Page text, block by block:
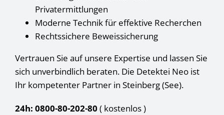
Privatermittlungen
Moderne Technik für effektive Recherchen
Rechtssichere Beweissicherung
Vertrauen Sie auf unsere Expertise und lassen Sie
sich unverbindlich beraten. Die Detektei Neo ist
Ihr kompetenter Partner in Steinberg (See).
24h: 0800-80-202-80 ( kostenlos)